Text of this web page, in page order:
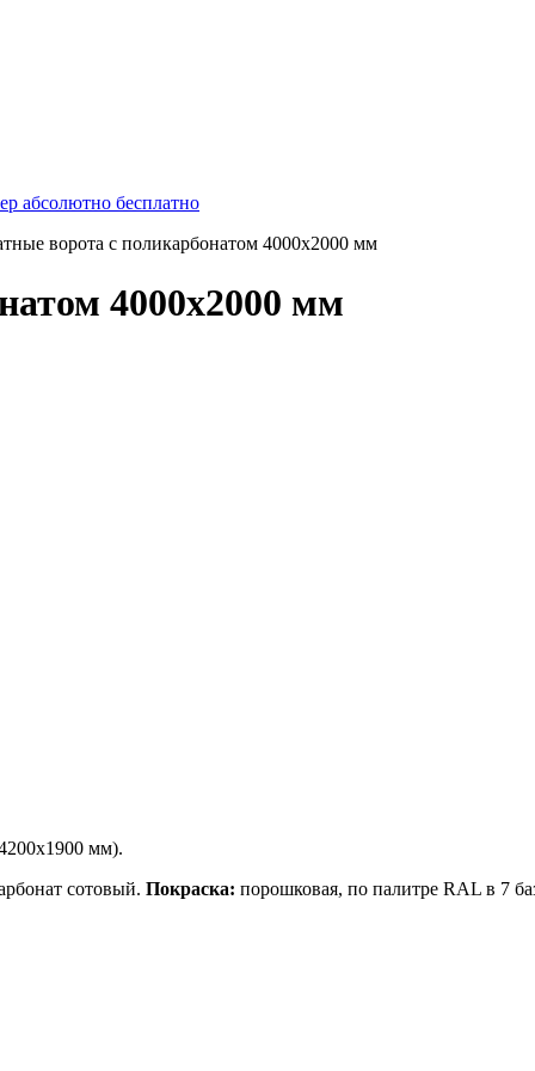
абсолютно бесплатно
ворота с поликарбонатом 4000х2000 мм
4000х2000 мм
мм).
сотовый. Покраска: порошковая, по палитре RAL в 7